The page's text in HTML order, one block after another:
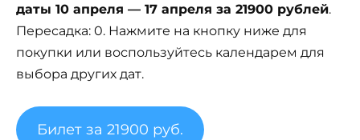
даты 10 апреля — 17 апреля за 21900 рублей.
Пересадка: 0. Нажмите на кнопку ниже для
покупки или воспользуйтесь календарем для
выбора других дат.
Билет за 21900 руб.